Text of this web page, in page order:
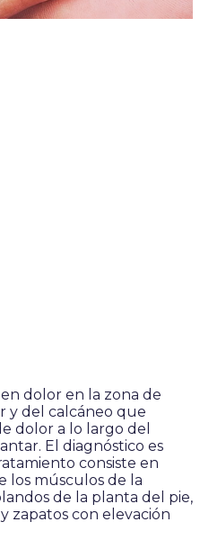
dolor en la zona de
y del calcáneo que
dolor a lo largo del
El diagnóstico es
consiste en
los músculos de la
de la planta del pie,
zapatos con elevación